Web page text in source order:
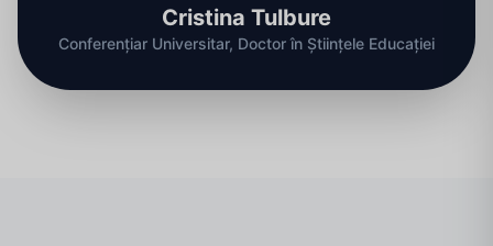
Cristina Tulbure
Conferențiar Universitar, Doctor în Științele Educației